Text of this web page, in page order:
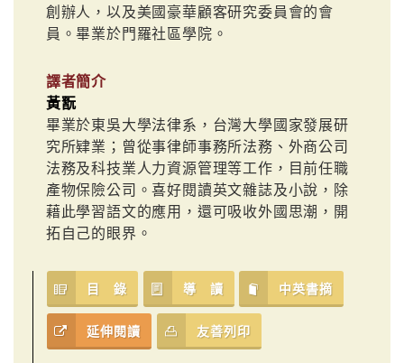
創辦人，以及美國豪華顧客研究委員會的會
員。畢業於門羅社區學院。
譯者簡介
黃翫
畢業於東吳大學法律系，台灣大學國家發展研
究所肄業；曾從事律師事務所法務、外商公司
法務及科技業人力資源管理等工作，目前任職
產物保險公司。喜好閱讀英文雜誌及小說，除
藉此學習語文的應用，還可吸收外國思潮，開
拓自己的眼界。
目 錄 導 讀 中英書摘
延伸閱讀 友善列印